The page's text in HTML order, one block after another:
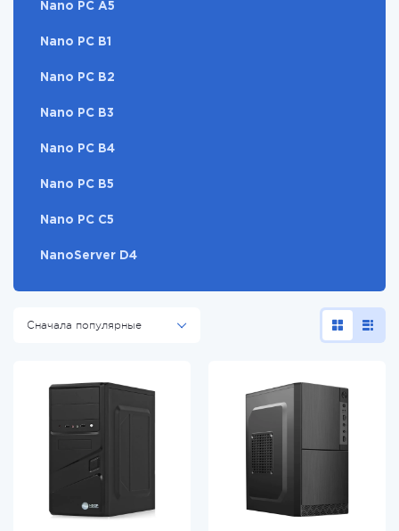
Nano PC A5
Nano PC B1
Nano PC B2
Nano PC B3
Nano PC B4
Nano PC B5
Nano PC C5
NanoServer D4
Сначала популярные